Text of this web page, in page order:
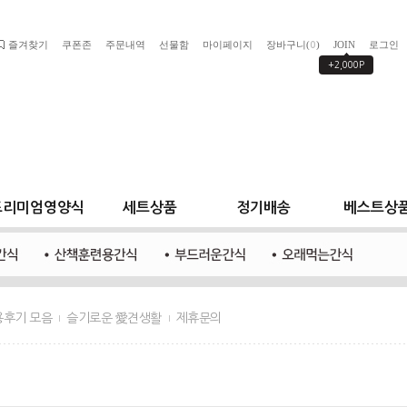
로그인
JOIN
+2,000P
장바구니(0)
마이페이지
선물함
주문내역
쿠폰존
즐겨찾기
미엄영양식 세트상품 정기배송 베스트상
후기 모음 슬기로운 愛견생활 제휴문의